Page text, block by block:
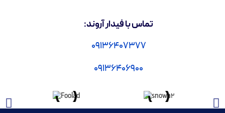
تماس با فیدار آروند:
09136407377
09136406900